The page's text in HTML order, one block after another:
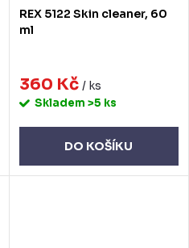
REX 5122 Skin cleaner, 60
ml
360 Kč / ks
Skladem >5 ks
DO KOŠÍKU